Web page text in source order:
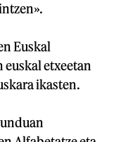
Euskal
etxeetan
ikasten.